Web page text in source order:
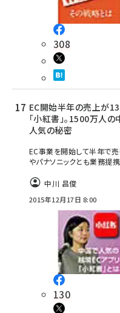
308
EC開始半年の売上が
「小紅書」。1500万人
人気の秘密
EC事業を開始して半年で売
やパナソニックとも業務提
中川 昌俊
2015年12月17日 8:00
130